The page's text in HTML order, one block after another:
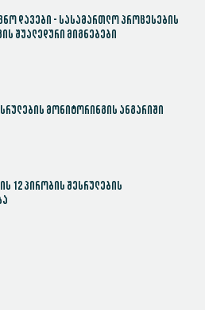
დავები - სასამართლო პროცესების
შუალედური მიგნებები
მონიტორინგის ანგარიში
12 პირობის შესრულების